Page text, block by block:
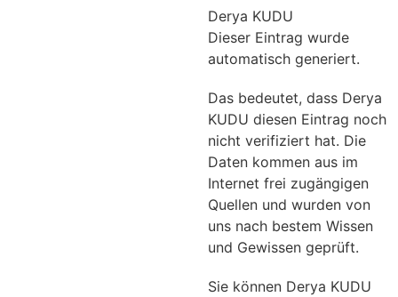
Derya KUDU
Dieser Eintrag wurde
automatisch generiert.
Das bedeutet, dass Derya
KUDU diesen Eintrag noch
nicht verifiziert hat. Die
Daten kommen aus im
Internet frei zugängigen
Quellen und wurden von
uns nach bestem Wissen
und Gewissen geprüft.
Sie können Derya KUDU